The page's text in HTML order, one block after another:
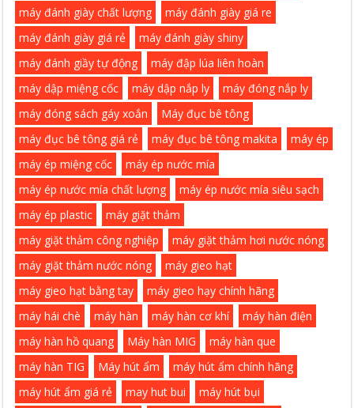
máy đánh giày chất lượng
máy đánh giày giá re
máy đánh giày giá rẻ
máy đánh giày shiny
máy đánh giầy tự động
máy đập lúa liên hoàn
máy dập miệng cốc
máy dập nắp ly
máy đóng nắp ly
máy đóng sách gáy xoắn
Máy đục bê tông
máy đục bê tông giá rẻ
máy đục bê tông makita
máy ép
máy ép miệng cốc
máy ép nước mía
máy ép nước mía chất lượng
máy ép nước mía siêu sạch
máy ép plastic
máy giặt thảm
máy giặt thảm công nghiệp
máy giặt thảm hơi nước nóng
máy giặt thảm nước nóng
máy gieo hạt
máy gieo hạt bằng tay
máy gieo hạy chính hãng
máy hái chè
máy hàn máy hàn cơ khí
máy hàn điện
máy hàn hồ quang
Máy hàn MIG
máy hàn que
máy hàn TIG
Máy hút ẩm
máy hút ẩm chính hãng
máy hút ẩm giá rẻ
may hut bui máy hút bụi